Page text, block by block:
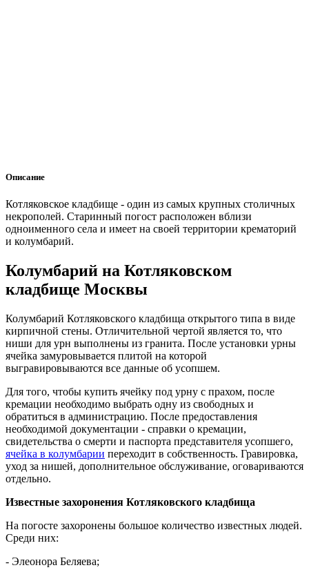
Описание
Котляковское кладбище - один из самых крупных столичных
некрополей. Старинный погост расположен вблизи
одноименного села и имеет на своей территории крематорий
и колумбарий.
Колумбарий на Котляковском
кладбище Москвы
Колумбарий Котляковского кладбища открытого типа в виде
кирпичной стены. Отличительной чертой является то, что
ниши для урн выполнены из гранита. После установки урны
ячейка замуровывается плитой на которой
выгравировываются все данные об усопшем.
Для того, чтобы купить ячейку под урну с прахом, после
кремации необходимо выбрать одну из свободных и
обратиться в администрацию. После предоставления
необходимой документации - справки о кремации,
свидетельства о смерти и паспорта представителя усопшего,
ячейка в колумбарии переходит в собственность. Гравировка,
уход за нишей, дополнительное обслуживание, оговариваются
отдельно.
Известные захоронения Котляковского кладбища
На погосте захоронены большое количество известных людей.
Среди них:
- Элеонора Беляева;